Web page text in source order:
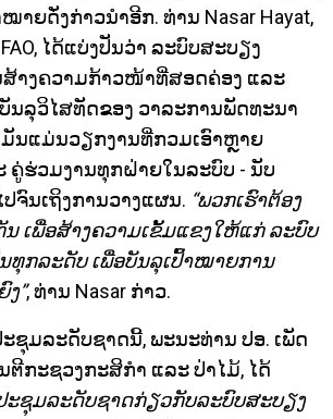
າຍດັ່ງກ່າວນຳອີກ. ທ່ານ Nasar Hayat,
ໄດ້ແບ່ງປັນວ່າ ລະບົບສະບຽງ
າງຄວາມກ້າວໜ້າທີ່ສອດຄ່ອງ ແລະ
ນລຸວິໄສທັດຂອງ ວາລະການພັດທະນາ
ມັນແມ່ນວຽກງານທີ່ກວມເອົາຫຼາຍ
ຄູ່ຮ່ວມງານທຸກຝ່າຍໃນລະບົບ - ນັບ
ຈົນເຖິງການວາງແຜນ. “ພວກເຮົາຕ້ອງ
ເພື່ອສ້າງຄວາມເຂັ້ມແຂງໃຫ້ແກ່ ລະບົບ
ທຸກລະດັບ ເພື່ອບັນລຸເປົ້າໝາຍການ
”, ທ່ານ Nasar ກ່າວ.
ຊຸມລະດັບຊາດນີ້, ພະນະທ່ານ ປອ. ເພັດ
ກະຊວງກະສິກຳ ແລະ ປ່າໄມ້, ໄດ້
ະຊຸມລະດັບຊາດກ່ຽວກັບລະບົບສະບຽງ